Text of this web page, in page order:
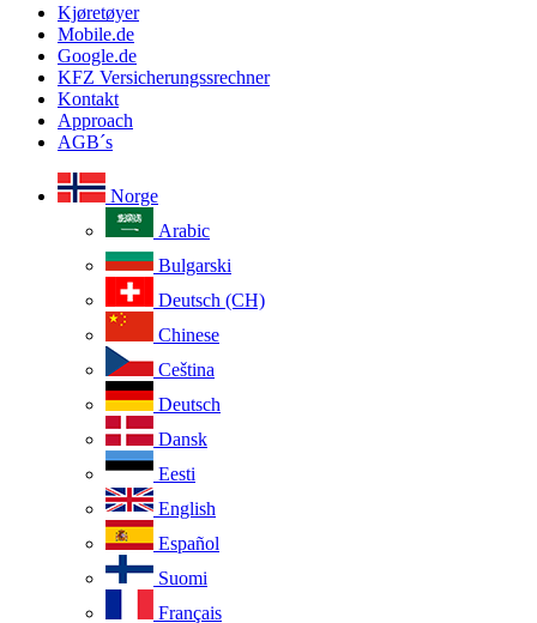
Kjøretøyer
Mobile.de
Google.de
KFZ Versicherungssrechner
Kontakt
Approach
AGB´s
Norge
Arabic
Bulgarski
Deutsch (CH)
Chinese
Ceština
Deutsch
Dansk
Eesti
English
Español
Suomi
Français